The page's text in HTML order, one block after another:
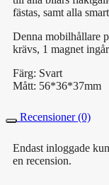
fästas, samt alla
Denna mobilhållare
krävs, 1 magnet
Färg: Svart
Mått: 56*36*37mm
Recensioner (0)
Endast inloggade
en recension.